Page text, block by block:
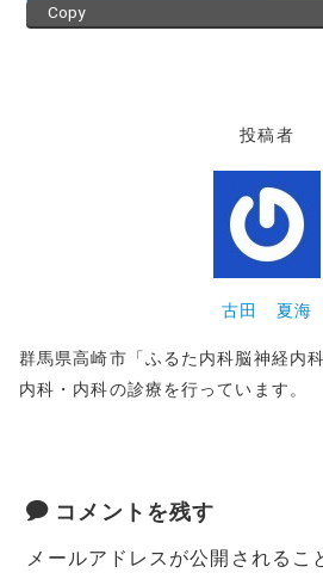
Copy
投稿者
古田 夏海
群馬県高崎市「ふるた内科脳神経内
内科・内科の診療を行っています。
コメントを残す
メールアドレスが公開されるこ